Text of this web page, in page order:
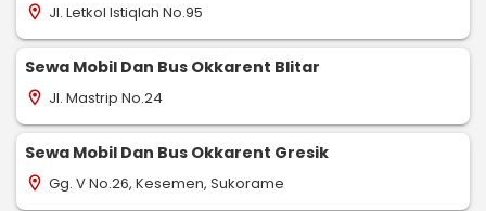
location_on Jl. Letkol Istiqlah No.95
Sewa Mobil Dan Bus Okkarent Blitar
location_on Jl. Mastrip No.24
Sewa Mobil Dan Bus Okkarent Gresik
location_on Gg. V No.26, Kesemen, Sukorame